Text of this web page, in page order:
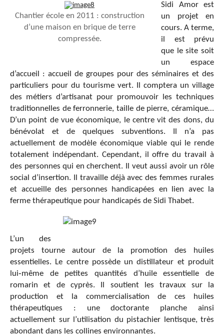
Chantier école en 2011 : construction
d’une maison en brique de terre
compressée.
Sidi Amor est
un projet en
cours. A terme,
il est prévu
que le site soit
un espace
d’accueil : accueil de groupes pour des séminaires et des
particuliers pour du tourisme vert. Il comptera un village
des métiers d’artisanat pour promouvoir les techniques
traditionnelles de ferronnerie, taille de pierre, céramique…
D’un point de vue économique, le centre vit des dons, du
bénévolat et de quelques subventions. Il n’a pas
actuellement de modèle économique viable qui le rende
totalement indépendant. Cependant, il offre du travail à
des personnes qui en cherchent. Il veut aussi avoir un rôle
social d’insertion. Il travaille déjà avec des femmes rurales
et accueille des personnes handicapées en lien avec la
ferme thérapeutique pour handicapés de Sidi Thabet.
L’un des
projets tourne autour de la promotion des huiles
essentielles. Le centre possède un distillateur et produit
lui‐même de petites quantités d’huile essentielle de
romarin et de cyprès. Il soutient les travaux sur la
production et la commercialisation de ces huiles
thérapeutiques : une doctorante planche ainsi
actuellement sur l’utilisation du pistachier lentisque, très
abondant dans les collines environnantes.